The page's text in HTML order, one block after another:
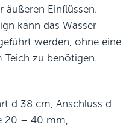
äußeren Einflüssen.
kann das Wasser
werden, ohne eine
Teich zu benötigen.
d 38 cm, Anschluss d
20 – 40 mm,